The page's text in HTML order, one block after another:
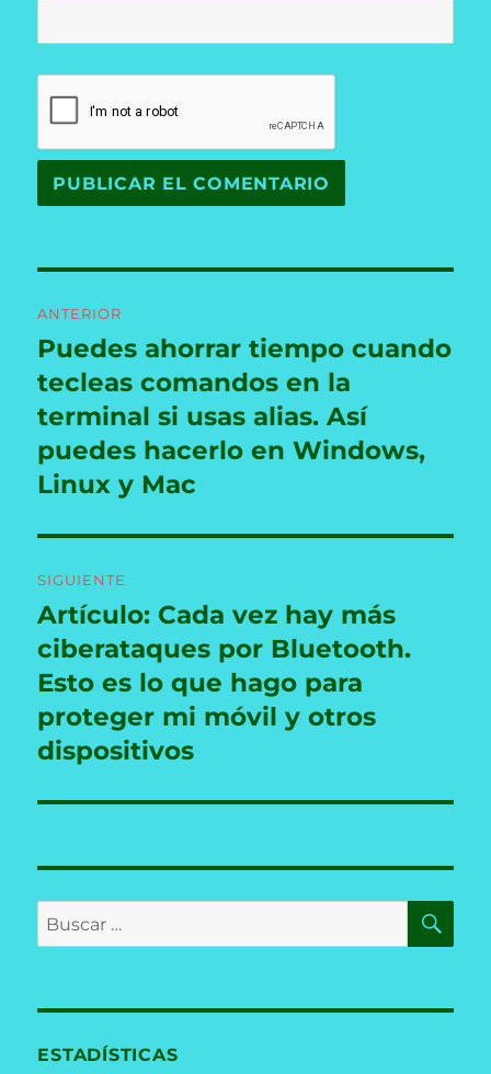
de
entradas
ANTERIOR
Entrada
anterior:
Puedes ahorrar tiempo cuando
tecleas comandos en la
terminal si usas alias. Así
puedes hacerlo en Windows,
Linux y Mac
SIGUIENTE
Entrada
siguiente:
Artículo: Cada vez hay más
ciberataques por Bluetooth.
Esto es lo que hago para
proteger mi móvil y otros
dispositivos
Buscar
por:
ESTADÍSTICAS